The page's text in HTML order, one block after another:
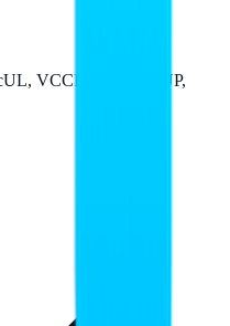
VCCI, BSMI, EPUP,